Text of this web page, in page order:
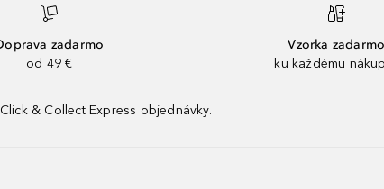
zadarmo
od 49 €
Vzorka zadarmo
ku každému
& Collect Express objednávky.